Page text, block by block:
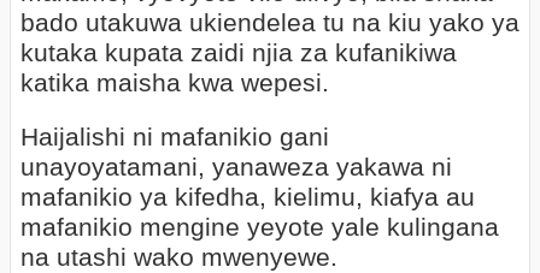
bado utakuwa ukiendelea tu na kiu yako ya
kutaka kupata zaidi njia za kufanikiwa
katika maisha kwa wepesi.
Haijalishi ni mafanikio gani
unayoyatamani, yanaweza yakawa ni
mafanikio ya kifedha, kielimu, kiafya au
mafanikio mengine yeyote yale kulingana
na utashi wako mwenyewe.